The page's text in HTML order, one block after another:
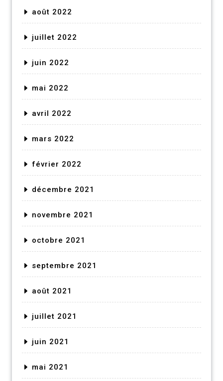
août 2022
juillet 2022
juin 2022
mai 2022
avril 2022
mars 2022
février 2022
décembre 2021
novembre 2021
octobre 2021
septembre 2021
août 2021
juillet 2021
juin 2021
mai 2021